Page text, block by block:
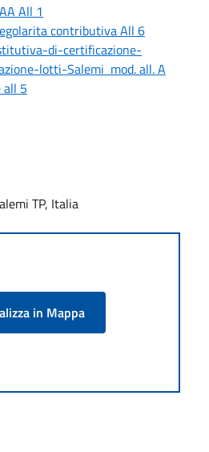
All 1
contributiva All 6
di-certificazione-
lotti-Salemi mod. all. A
all 5
TP, Italia
in Mappa